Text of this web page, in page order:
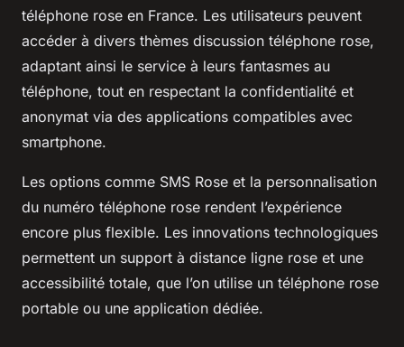
téléphone rose en France. Les utilisateurs peuvent
accéder à divers thèmes discussion téléphone rose,
adaptant ainsi le service à leurs fantasmes au
téléphone, tout en respectant la confidentialité et
anonymat via des applications compatibles avec
smartphone.
Les options comme SMS Rose et la personnalisation
du numéro téléphone rose rendent l’expérience
encore plus flexible. Les innovations technologiques
permettent un support à distance ligne rose et une
accessibilité totale, que l’on utilise un téléphone rose
portable ou une application dédiée.